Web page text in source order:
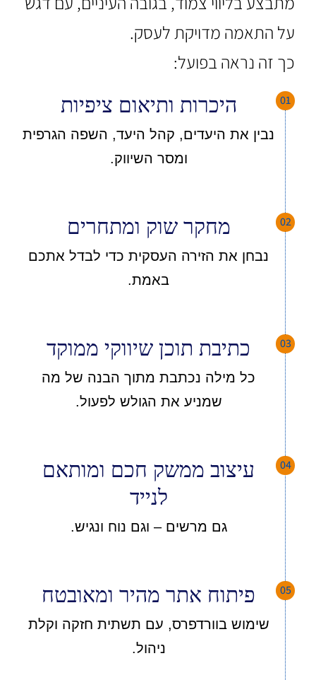
על התאמה מדויקת לעסק.
כך זה נראה בפועל:
01 היכרות ותיאום ציפיות
נבין את היעדים, קהל היעד, השפה הגרפית
ומסר השיווק.
02 מחקר שוק ומתחרים
נבחן את הזירה העסקית כדי לבדל אתכם
באמת.
03 כתיבת תוכן שיווקי ממוקד
כל מילה נכתבת מתוך הבנה של מה
שמניע את הגולש לפעול.
04
עיצוב ממשק חכם ומותאם
לנייד
גם מרשים – וגם נוח ונגיש.
05 פיתוח אתר מהיר ומאובטח
שימוש בוורדפרס, עם תשתית חזקה וקלת
ניהול.